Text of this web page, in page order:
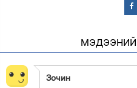
МЭДЭЭНИЙ